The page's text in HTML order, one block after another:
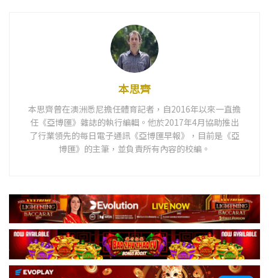
本思齊
本思齊曾在澳洲悉尼擔任體育記者，自2016年以來一直擔
任《亞博匯》雜誌的執行編輯。他於2017年4月協助推出
了行業領先的每日電子通訊《亞博匯早報》，目前是《亞
博匯》的主筆，並負責所有內容的校編。